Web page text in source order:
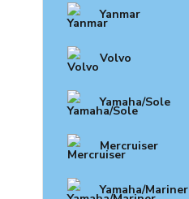
Yanmar
Volvo
Yamaha/Sole
Mercruiser
Yamaha/Mariner